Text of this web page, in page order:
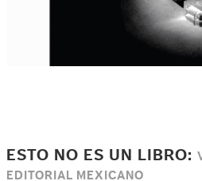
ESTO NO ES UN LIBRO:
EDITORIAL MEXICANO